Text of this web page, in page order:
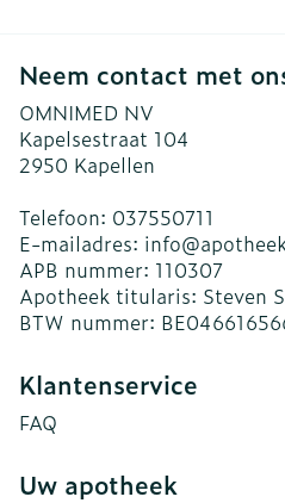
Neem contact met
OMNIMED NV
Kapelsestraat 104
2950 Kapellen
Telefoon: 037550711
E-mailadres: info@
APB nummer: 110307
Apotheek titularis: Steven
BTW nummer:
Klantenservice
FAQ
Uw apotheek